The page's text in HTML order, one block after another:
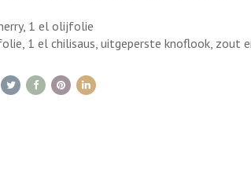
1 el olijfolie
1 el chilisaus, uitgeperste knoflook, zout